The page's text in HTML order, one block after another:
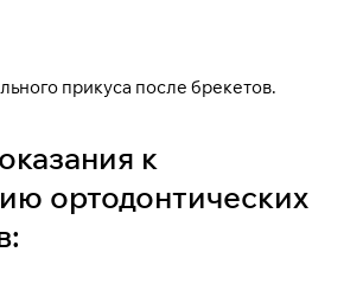
прикуса после брекетов.
к
ортодонтических